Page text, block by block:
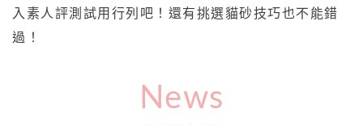
入素人評測試用行列吧！還有挑選貓砂技巧也不能錯
過！
News